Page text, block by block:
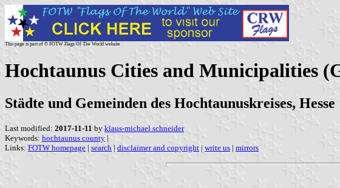
This page is part of © FOTW Flags Of The World website
Hochtaunus Cities and Municipalities
Städte und Gemeinden des Hochtaunuskreises, Hesse
Last modified: 2017-11-11 by klaus-michael schneider
Keywords: hochtaunus county |
Links: FOTW homepage | search | disclaimer and copyright | write us | mirrors